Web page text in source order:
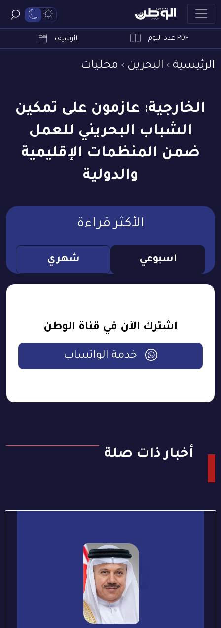
PDF عدد اليوم الأرشيف
الرئيسية البحرين محليات
الخارجية: عازمون على تمكين
الشباب البحريني للعمل
ضمن المنظمات الإقليمية
والدولية
الأكثر قراءة
اسبوعي شهري
اشترك الآن في قناة الوطن
خدمة الواتساب
أخبار ذات صلة